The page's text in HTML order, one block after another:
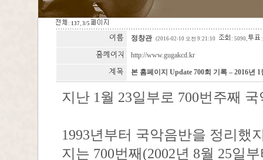
: 137, 3/5
정창관 (2016-02-10 오전 9:21:10 : 5090,
http://www.gugakcd.kr
본 홈페이지 Update 700회 기록 – 2016년 1
지난 1월 23일부로 700번주째
1993년부터 국악음반을 정리했
지는 700번째(2002년 8월 25일